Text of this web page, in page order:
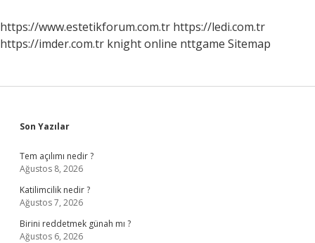
Vitamin
https://www.estetikforum.com.tr https://ledi.com.tr
https://imder.com.tr knight online nttgame Sitemap
Sidebar
Son Yazılar
Tem açılımı nedir ?
Ağustos 8, 2026
Katilimcilik nedir ?
Ağustos 7, 2026
Birini reddetmek günah mı ?
Ağustos 6, 2026